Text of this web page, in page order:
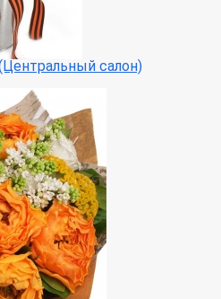
салон)